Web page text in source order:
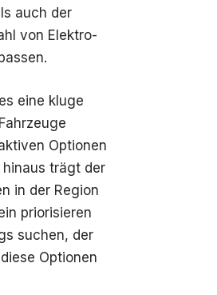
auch der
von Elektro-
eine kluge
Optionen
trägt der
in der Region
priorisieren
suchen, der
Optionen